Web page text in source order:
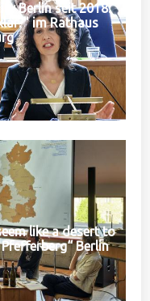
Berlin seit 2018:
im Rathaus
like a desert to
Berlin